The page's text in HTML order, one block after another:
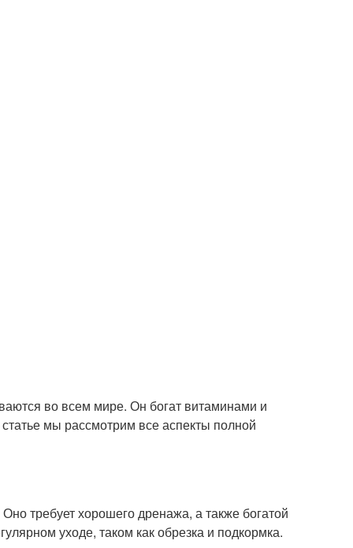
во всем мире. Он богат витаминами и
мы рассмотрим все аспекты полной
требует хорошего дренажа, а также богатой
уходе, таком как обрезка и подкормка.